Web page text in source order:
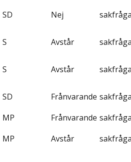
SD Nej
S Avstår
S Avstår
SD Frånvarande
MP Frånvarande
MP Avstår